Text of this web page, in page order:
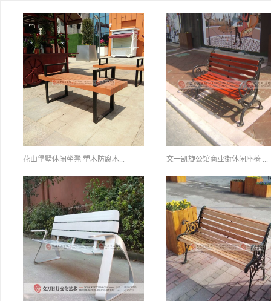
华邦蜀山别...
花山堡墅休闲坐凳 塑木防腐木... 文一凯旋公馆商业街休闲座椅 ...